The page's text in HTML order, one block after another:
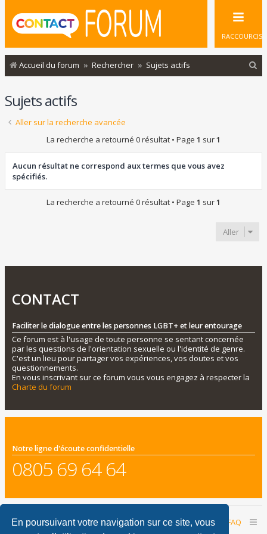
En poursuivant votre navigation sur ce site, vous
RACCOURCIS
Accueil du forum Rechercher Sujets actifs
Sujets actifs
Aller sur la recherche avancée
La recherche a retourné 0 résultat • Page 1 sur1
Aucun résultat ne correspond aux termes que vous avez
spécifiés.
La recherche a retourné 0 résultat • Page 1 sur1
Aller
CONTACT
Faciliter le dialogue entre les personnes LGBT+ et leur entourage
Ce forum est à l'usage de toute personne se sentant concernée
par les questions de l'orientation sexuelle ou l'identité de genre.
C'est un lieu pour partager vos expériences, vos doutes et vos
questionnements.
En vous inscrivant sur ce forum vous vous engagez à respecter la
Charte du forum
Notre ligne d'écoute confidentielle
0805 69 64 64
Accueil du forum FAQ
Nous contacter